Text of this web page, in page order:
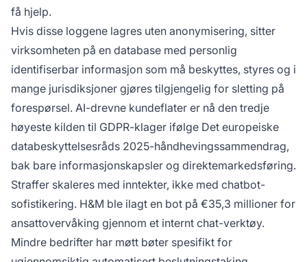
få hjelp.
Hvis disse loggene lagres uten anonymisering, sitter
virksomheten på en database med personlig
identifiserbar informasjon som må beskyttes, styres og i
mange jurisdiksjoner gjøres tilgjengelig for sletting på
forespørsel. AI-drevne kundeflater er nå den tredje
høyeste kilden til GDPR-klager ifølge Det europeiske
databeskyttelsesråds 2025-håndhevingssammendrag,
bak bare informasjonskapsler og direktemarkedsføring.
Straffer skaleres med inntekter, ikke med chatbot-
sofistikering. H&M ble ilagt en bot på €35,3 millioner for
ansattovervåking gjennom et internt chat-verktøy.
Mindre bedrifter har møtt bøter spesifikt for